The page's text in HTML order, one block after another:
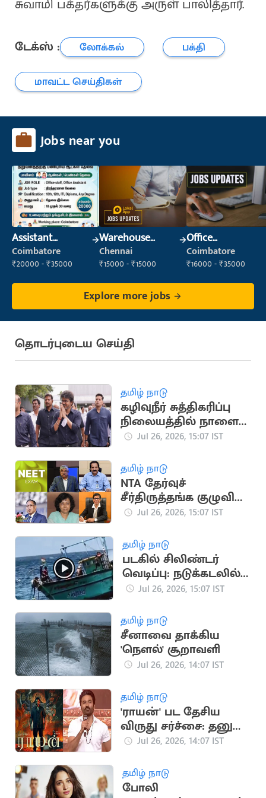
சுவாமி பக்தர்களுக்கு அருள் பாலித்தார்.
டேக்ஸ் : லோக்கல்
பக்தி
மாவட்ட செய்திகள்
Jobs near you
Assistant
Manager
Coimbatore
₹20000 - ₹35000
Warehouse
Supervisor
(Warehouse &
Chennai
₹15000 - ₹15000
Office
Administrator
Coimbatore
₹16000 - ₹35000
Explore more jobs
தொடர்புடைய செய்தி
தமிழ் நாடு
கழிவுநீர் சுத்திகரிப்பு
நிலையத்தில் நாளை
முதல்வர் ஆய்வு
Jul 26, 2026, 15:07 IST
தமிழ் நாடு
NTA தேர்வுச்
சீர்திருத்தங்க குழுவில்
இடம்பெற்றுள்ளவர்கள்
Jul 26, 2026, 15:07 IST
தமிழ் நாடு
படகில் சிலிண்டர்
வெடிப்பு: நடுக்கடலில்
குதித்து உயிர் தப்பிய
Jul 26, 2026, 15:07 IST
தமிழ் நாடு
சீனாவை தாக்கிய
'நௌல்' சூறாவளி
Jul 26, 2026, 14:07 IST
தமிழ் நாடு
'ராயன்' பட தேசிய
விருது சர்ச்சை: தனுஷ்
விளக்கம்
Jul 26, 2026, 14:07 IST
தமிழ் நாடு
போலி